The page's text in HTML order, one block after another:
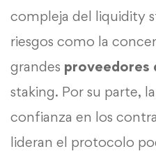
compleja del liquidity
riesgos como la
grandes proveedores
staking. Por su parte,
confianza en los
lideran el protocolo